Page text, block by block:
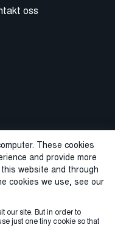
These cookies
and provide more
website and through
cookies we use, see our
our site. But in order to
just one tiny cookie so that
oss